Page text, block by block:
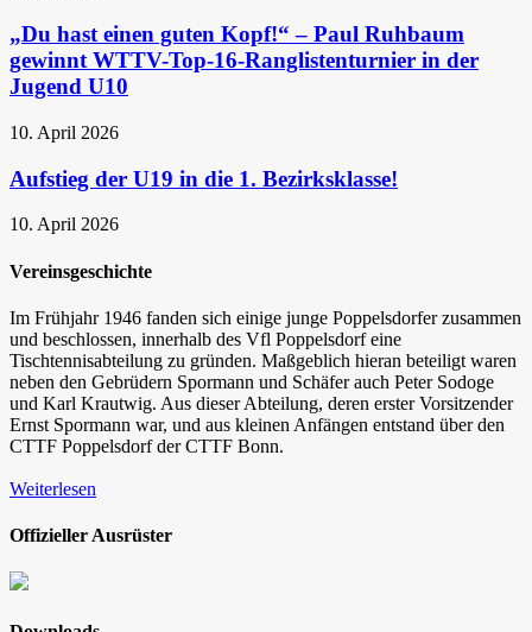
„Du hast einen guten Kopf!“ – Paul Ruhbaum
gewinnt WTTV-Top-16-Ranglistenturnier in der
Jugend U10
10. April 2026
Aufstieg der U19 in die 1. Bezirksklasse!
10. April 2026
Vereinsgeschichte
Im Frühjahr 1946 fanden sich einige junge Poppelsdorfer zusammen
und beschlossen, innerhalb des Vfl Poppelsdorf eine
Tischtennisabteilung zu gründen. Maßgeblich hieran beteiligt waren
neben den Gebrüdern Spormann und Schäfer auch Peter Sodoge
und Karl Krautwig. Aus dieser Abteilung, deren erster Vorsitzender
Ernst Spormann war, und aus kleinen Anfängen entstand über den
CTTF Poppelsdorf der CTTF Bonn.
Weiterlesen
Offizieller Ausrüster